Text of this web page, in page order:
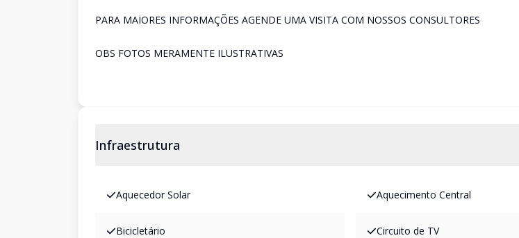
PARA MAIORES INFORMAÇÕES AGENDE UMA VISITA COM NOSSOS CONSULTORES
OBS FOTOS MERAMENTE ILUSTRATIVAS
Infraestrutura
Aquecedor Solar Aquecimento Central
Bicicletário Circuito de TV